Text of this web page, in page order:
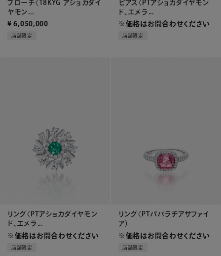
ブローチ〈18KYG アショカダイ
ヤモン...
¥ 6,050,000
店舗限定
ピアス〈PTアショカダイヤモン
ド、エメラ...
※価格はお問合わせください
店舗限定
リング〈PTアショカダイヤモン
ド、エメラ...
※価格はお問合わせください
店舗限定
リング〈PTパパラチアサファイ
ア）
※価格はお問合わせください
店舗限定